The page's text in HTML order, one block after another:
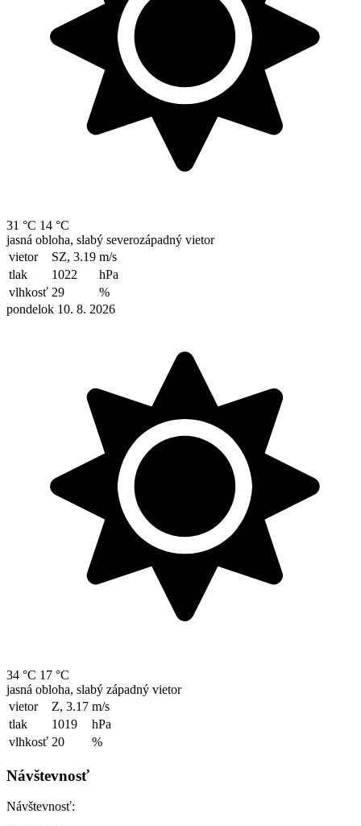
31 °C 14 °C
jasná obloha, slabý severozápadný vietor
vietor
SZ, 3.19 m/s
tlak
1022
hPa
vlhkosť 29
%
pondelok 10. 8. 2026
34 °C 17 °C
jasná obloha, slabý západný vietor
vietor
Z, 3.17 m/s
tlak
1019
hPa
vlhkosť 20 %
Návštevnosť
Návštevnosť: